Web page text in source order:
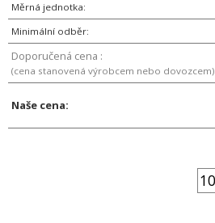
Měrná jednotka:
Minimální odběr:
Doporučená cena :
(cena stanovená výrobcem nebo dovozcem)
Naše cena: